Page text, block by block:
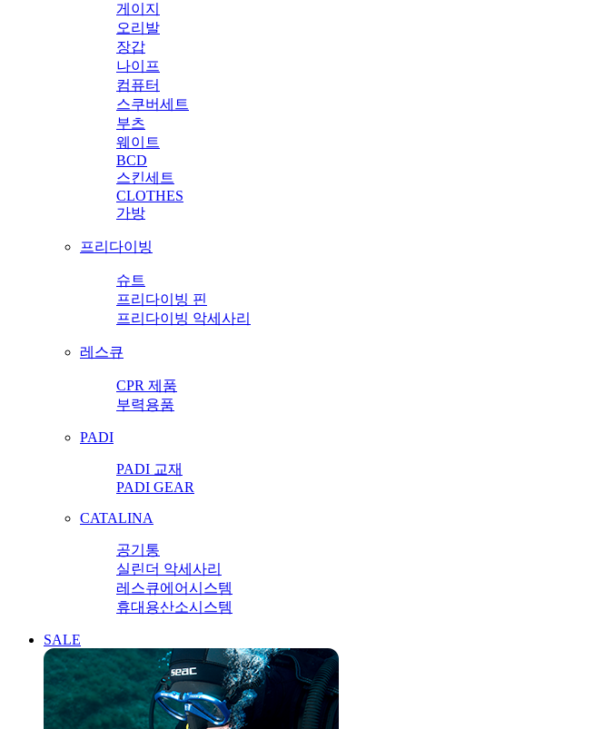
게이지
오리발
장갑
나이프
컴퓨터
스쿠버세트
부츠
웨이트
BCD
스킨세트
CLOTHES
가방
프리다이빙
슈트
프리다이빙 핀
프리다이빙 악세사리
레스큐
CPR 제품
부력용품
PADI
PADI 교재
PADI GEAR
CATALINA
공기통
실린더 악세사리
레스큐에어시스템
휴대용산소시스템
SALE